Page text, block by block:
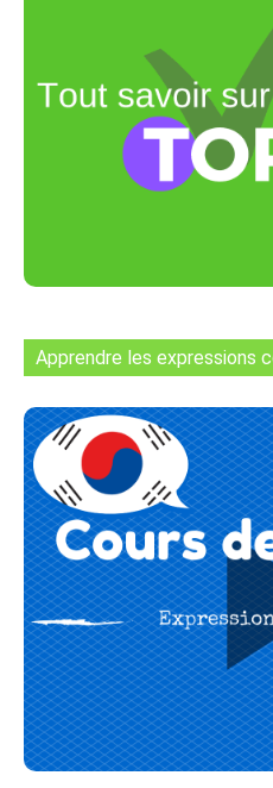
Apprendre les expressions